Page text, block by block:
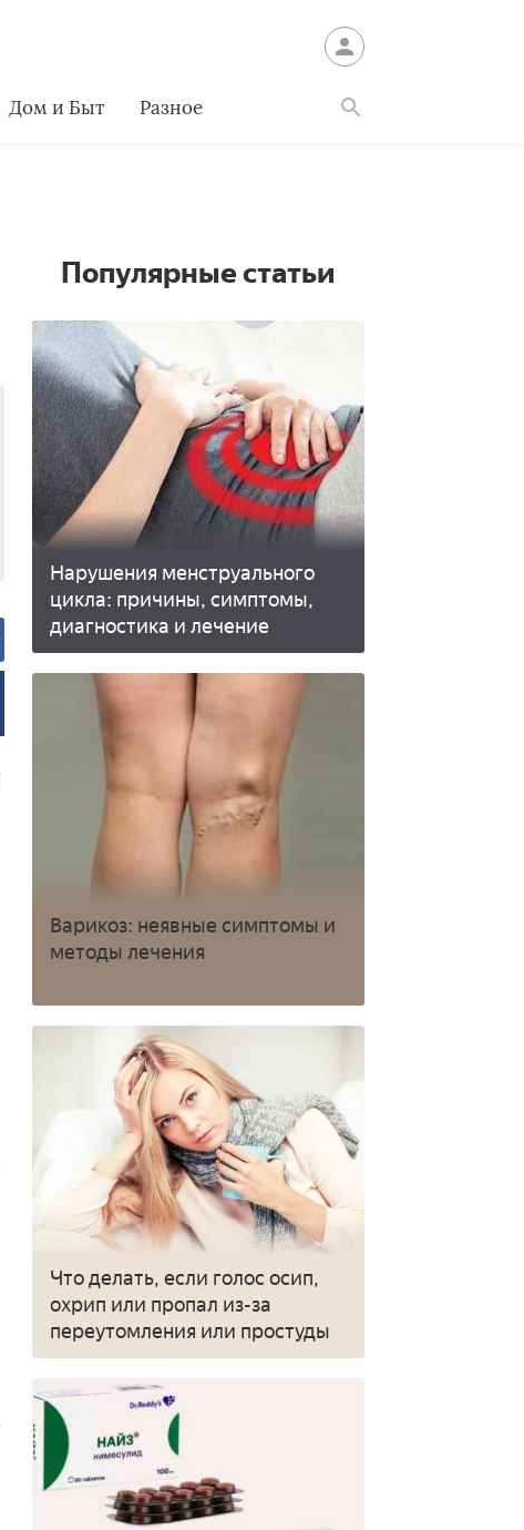
Дом и Быт Разное
Популярные статьи
Нарушения менструального
цикла: причины, симптомы,
диагностика и лечение
Варикоз: неявные симптомы и
методы лечения
Что делать, если голос осип,
охрип или пропал из-за
переутомления или простуды